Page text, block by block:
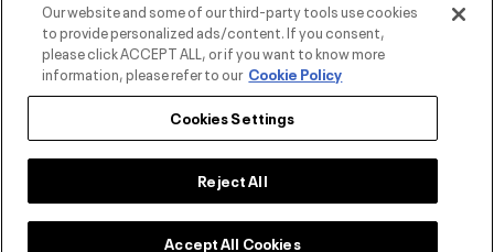
خدمة العملاء
Our website and some of our third-party tools use cookies
to provide personalized ads/content. If you consent,
please click ACCEPT ALL, or if you want to know more
information, please refer to our Cookie Policy
Cookies Settings
Reject All
Accept All Cookies